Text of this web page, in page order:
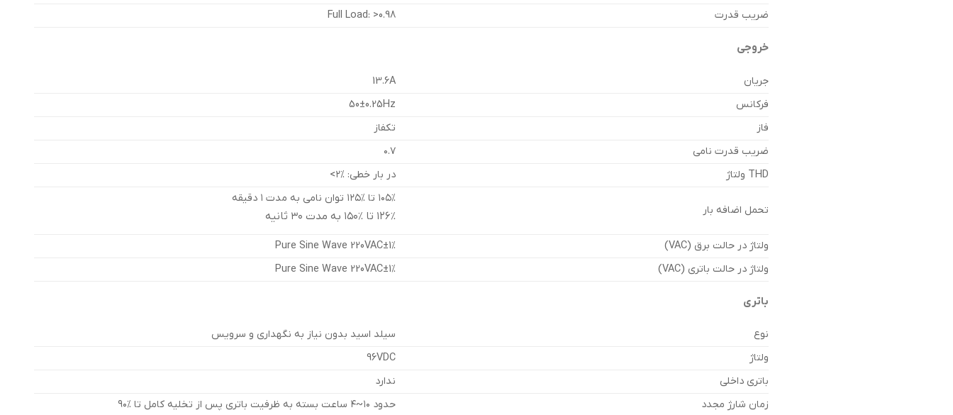
ضریب قدرت
Full Load: >0.98
خروجی
جریان
13.6A
فرکانس
50±0.25Hz
فاز
تکفاز
ضریب قدرت نامی
۰.۷
THD ولتاژ
در بار خطی: %۲>
تحمل اضافه بار
۱۰۵% تا %۱۲۵ توان نامی به مدت ۱ دقیقه
۱۲۶% تا %۱۵۰ به مدت ۳۰ ثانیه
ولتاژ در حالت برق (VAC)
Pure Sine Wave 220VAC±1%
ولتاژ در حالت باتری (VAC)
Pure Sine Wave 220VAC±1%
باتری
نوع
سیلد اسید بدون نیاز به نگهداری و سرویس
ولتاژ
96VDC
باتری داخلی
ندارد
زمان شارژ مجدد
حدود ۱۰~۴ ساعت بسته به ظرفیت باتری پس از تخلیه کامل تا %۹۰